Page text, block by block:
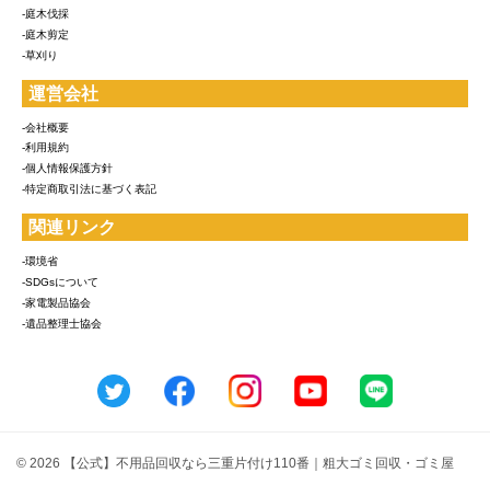
-庭木伐採
-庭木剪定
-草刈り
運営会社
-会社概要
-利用規約
-個人情報保護方針
-特定商取引法に基づく表記
関連リンク
-環境省
-SDGsについて
-家電製品協会
-遺品整理士協会
© 2026 【公式】不用品回収なら三重片付け110番｜粗大ゴミ回収・ゴミ屋